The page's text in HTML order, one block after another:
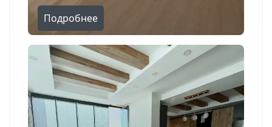
Подробнее